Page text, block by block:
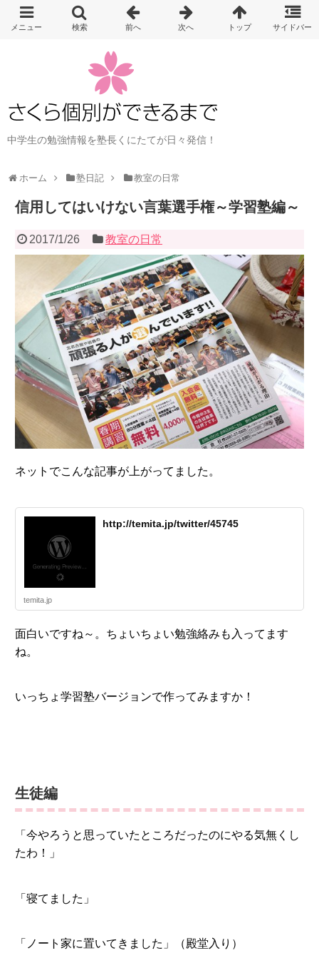
中学生の勉強情報を塾長くにたてが日々発信！
ホーム 塾日記 教室の日常
信用してはいけない言葉選手権～学習塾編～
2017/1/26 教室の日常
ネットでこんな記事が上がってました。
http://temita.jp/twitter/45745
temita.jp
面白いですね～。ちょいちょい勉強絡みも入ってます
ね。
いっちょ学習塾バージョンで作ってみますか！
生徒編
「今やろうと思っていたところだったのにやる気無くし
たわ！」
「寝てました」
「ノート家に置いてきました」（殿堂入り）